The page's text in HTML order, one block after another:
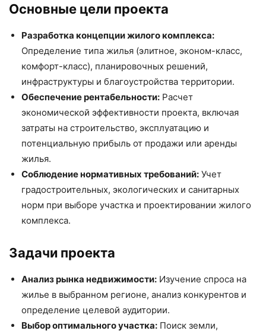
Основные цели проекта
Разработка концепции жилого комплекса:
Определение типа жилья (элитное, эконом-класс,
комфорт-класс), планировочных решений,
инфраструктуры и благоустройства территории.
Обеспечение рентабельности: Расчет
экономической эффективности проекта, включая
затраты на строительство, эксплуатацию и
потенциальную прибыль от продажи или аренды
жилья.
Соблюдение нормативных требований: Учет
градостроительных, экологических и санитарных
норм при выборе участка и проектировании жилого
комплекса.
Задачи проекта
Анализ рынка недвижимости: Изучение спроса на
жилье в выбранном регионе, анализ конкурентов и
определение целевой аудитории.
Выбор оптимального участка: Поиск земли,